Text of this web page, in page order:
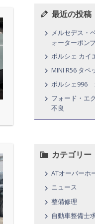
最近の投稿
メルセデス・
ォーターポン
ポルシェ カ
MINI R56 タペ
ポルシェ996
フォード・エ
不良
カテゴリー
ATオーバーホ
ニュース
整備修理
自動車整備士